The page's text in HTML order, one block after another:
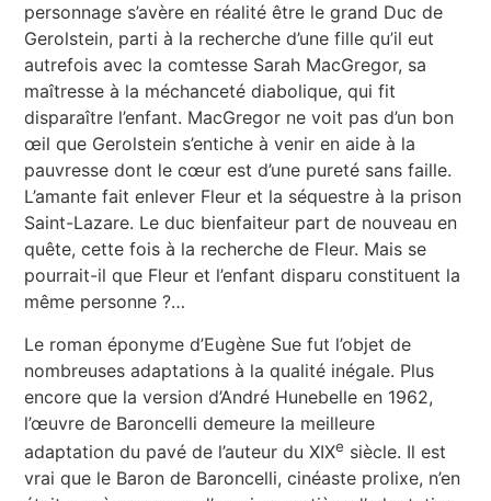
personnage s’avère en réalité être le grand Duc de
Gerolstein, parti à la recherche d’une fille qu’il eut
autrefois avec la comtesse Sarah MacGregor, sa
maîtresse à la méchanceté diabolique, qui fit
disparaître l’enfant. MacGregor ne voit pas d’un bon
œil que Gerolstein s’entiche à venir en aide à la
pauvresse dont le cœur est d’une pureté sans faille.
L’amante fait enlever Fleur et la séquestre à la prison
Saint-Lazare. Le duc bienfaiteur part de nouveau en
quête, cette fois à la recherche de Fleur. Mais se
pourrait-il que Fleur et l’enfant disparu constituent la
même personne ?…
Le roman éponyme d’Eugène Sue fut l’objet de
nombreuses adaptations à la qualité inégale. Plus
encore que la version d’André Hunebelle en 1962,
l’œuvre de Baroncelli demeure la meilleure
adaptation du pavé de l’auteur du XIXe siècle. Il est
vrai que le Baron de Baroncelli, cinéaste prolixe, n’en